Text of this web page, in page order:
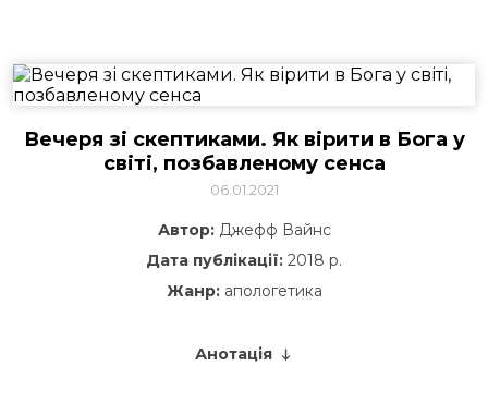
Вечеря зі скептиками. Як вірити в Бога у
світі, позбавленому сенса
06.01.2021
Автор:Джефф Вайнс
Дата публікації: 2018 р.
Жанр:апологетика
Анотація